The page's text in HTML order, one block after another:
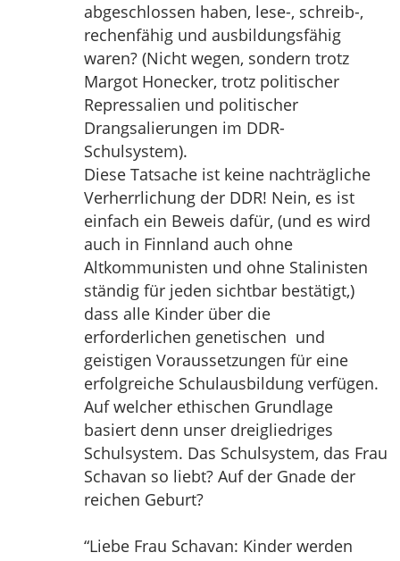
abgeschlossen haben, lese-, schreib-,
rechenfähig und ausbildungsfähig
waren? (Nicht wegen, sondern trotz
Margot Honecker, trotz politischer
Repressalien und politischer
Drangsalierungen im DDR-
Schulsystem).
Diese Tatsache ist keine nachträgliche
Verherrlichung der DDR! Nein, es ist
einfach ein Beweis dafür, (und es wird
auch in Finnland auch ohne
Altkommunisten und ohne Stalinisten
ständig für jeden sichtbar bestätigt,)
dass alle Kinder über die
erforderlichen genetischen und
geistigen Voraussetzungen für eine
erfolgreiche Schulausbildung verfügen.
Auf welcher ethischen Grundlage
basiert denn unser dreigliedriges
Schulsystem. Das Schulsystem, das Frau
Schavan so liebt? Auf der Gnade der
reichen Geburt?
“Liebe Frau Schavan: Kinder werden